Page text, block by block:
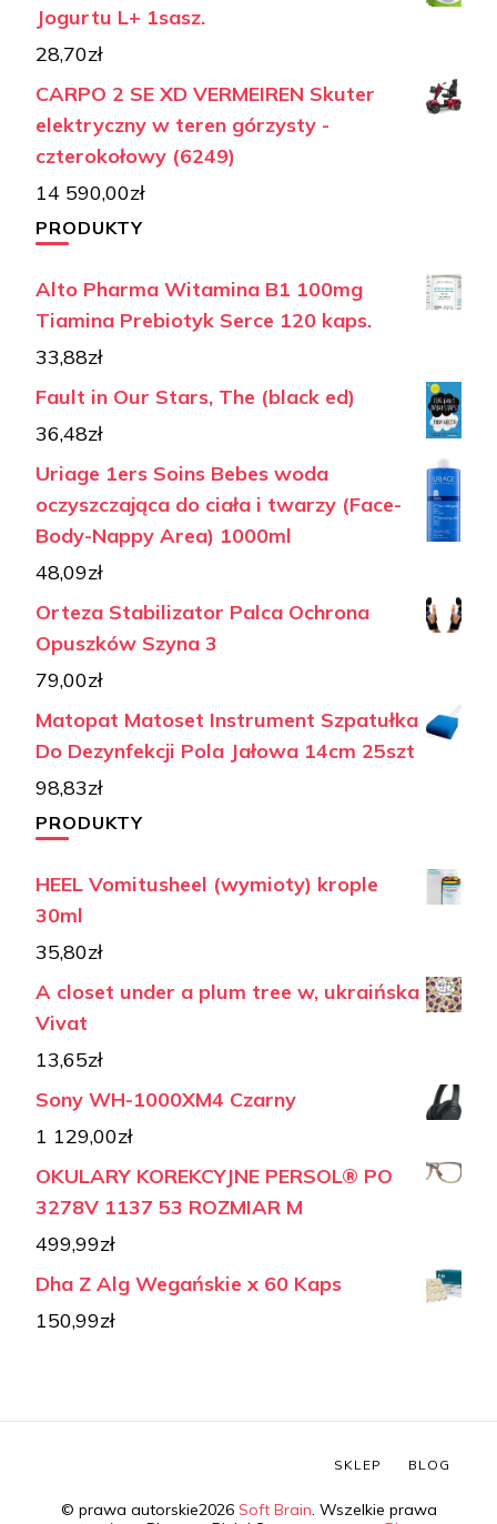
Jogurtu L+ 1sasz.
28,70zł
CARPO 2 SE XD VERMEIREN Skuter
elektryczny w teren górzysty -
czterokołowy (6249)
14 590,00zł
PRODUKTY
Alto Pharma Witamina B1 100mg
Tiamina Prebiotyk Serce 120 kaps.
33,88zł
Fault in Our Stars, The (black ed)
36,48zł
Uriage 1ers Soins Bebes woda
oczyszczająca do ciała i twarzy (Face-
Body-Nappy Area) 1000ml
48,09zł
Orteza Stabilizator Palca Ochrona
Opuszków Szyna 3
79,00zł
Matopat Matoset Instrument Szpatułka
Do Dezynfekcji Pola Jałowa 14cm 25szt
98,83zł
PRODUKTY
HEEL Vomitusheel (wymioty) krople
30ml
35,80zł
A closet under a plum tree w, ukraińska
Vivat
13,65zł
Sony WH-1000XM4 Czarny
1 129,00zł
OKULARY KOREKCYJNE PERSOL® PO
3278V 1137 53 ROZMIAR M
499,99zł
Dha Z Alg Wegańskie x 60 Kaps
150,99zł
© prawa autorskie2026 Soft Brain. Wszelkie prawa
SKLEP BLOG